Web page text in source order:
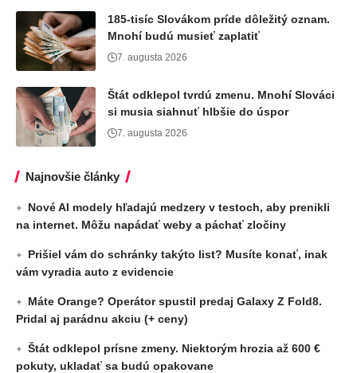
185-tisíc Slovákom príde dôležitý oznam.
Mnohí budú musieť zaplatiť
7. augusta 2026
Štát odklepol tvrdú zmenu. Mnohí Slováci
si musia siahnuť hlbšie do úspor
7. augusta 2026
Najnovšie články
Nové AI modely hľadajú medzery v testoch, aby prenikli
na internet. Môžu napádať weby a páchať zločiny
Prišiel vám do schránky takýto list? Musíte konať, inak
vám vyradia auto z evidencie
Máte Orange? Operátor spustil predaj Galaxy Z Fold8.
Pridal aj parádnu akciu (+ ceny)
Štát odklepol prísne zmeny. Niektorým hrozia až 600 €
pokuty, ukladať sa budú opakovane